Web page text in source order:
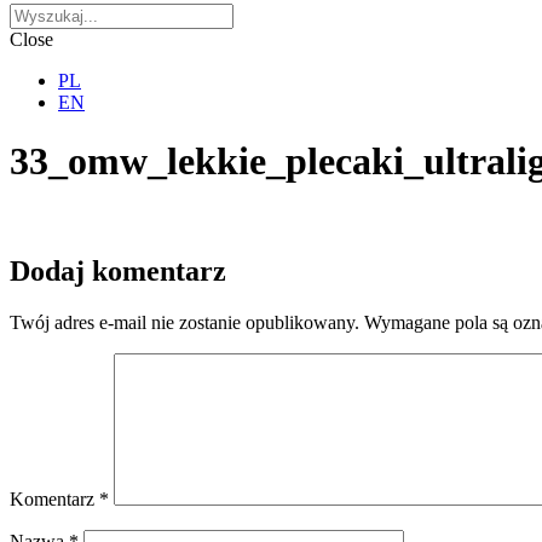
Close
PL
EN
Dodaj komentarz
Twój adres e-mail nie zostanie opublikowany. Wymagane pola są
Komentarz *